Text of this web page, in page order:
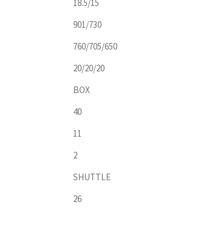
18.5/15
901/730
760/705/650
20/20/20
BOX
40
11
2
SHUTTLE
26